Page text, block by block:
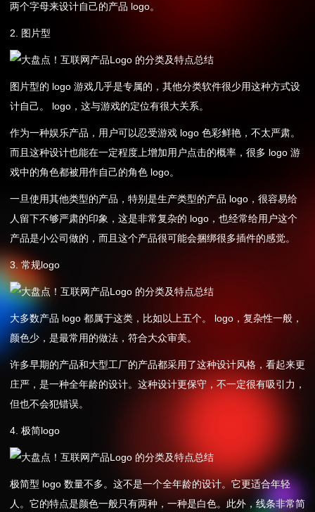
两个字母来设计自己的产品 logo。
2. 图片型
图片型的 logo 游戏几乎是专属的，其他分类软件很少用这种方式设
计自己。 logo，这与游戏的定位有很大关系。
作为一种娱乐产品，用户可以忍受游戏 logo 色彩鲜艳，不太严肃。
而且这种设计也能在一定程度上增加用户点击的概率，很多 logo 游
戏中的角色都被用作自己的角色 logo。
一旦使用其他类型的产品，特别是生产类型的产品 logo，很容易给
人留下不够严肃的印象，这是非常复杂的 logo，也经常给用户这个
产品是小公司做的，而且这个产品很可能会捆绑很多插件的感觉。
3. 常规logo
大多数产品 logo 都属于这类，比如以上五个。 logo，复杂性一般，
颜色少，是最常用的做法，符合大众审美。
许多早期的产品和大型工厂的产品都采用了这种设计风格，看起来更
庄严，是一种全年龄的设计。这种设计更保守，不一定很有吸引力，
但也不会犯错误。
4. 极简logo
极简型 logo 数量不多。这不是一个全年龄的设计。它更适合年轻
人。它的特点是颜色一般只有两种，一种是白色。此外，线条非常简